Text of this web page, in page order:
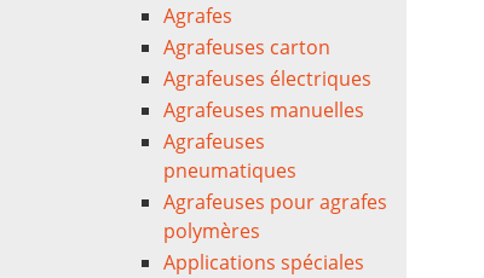
Agrafes
Agrafeuses carton
Agrafeuses électriques
Agrafeuses manuelles
Agrafeuses
pneumatiques
Agrafeuses pour agrafes
polymères
Applications spéciales